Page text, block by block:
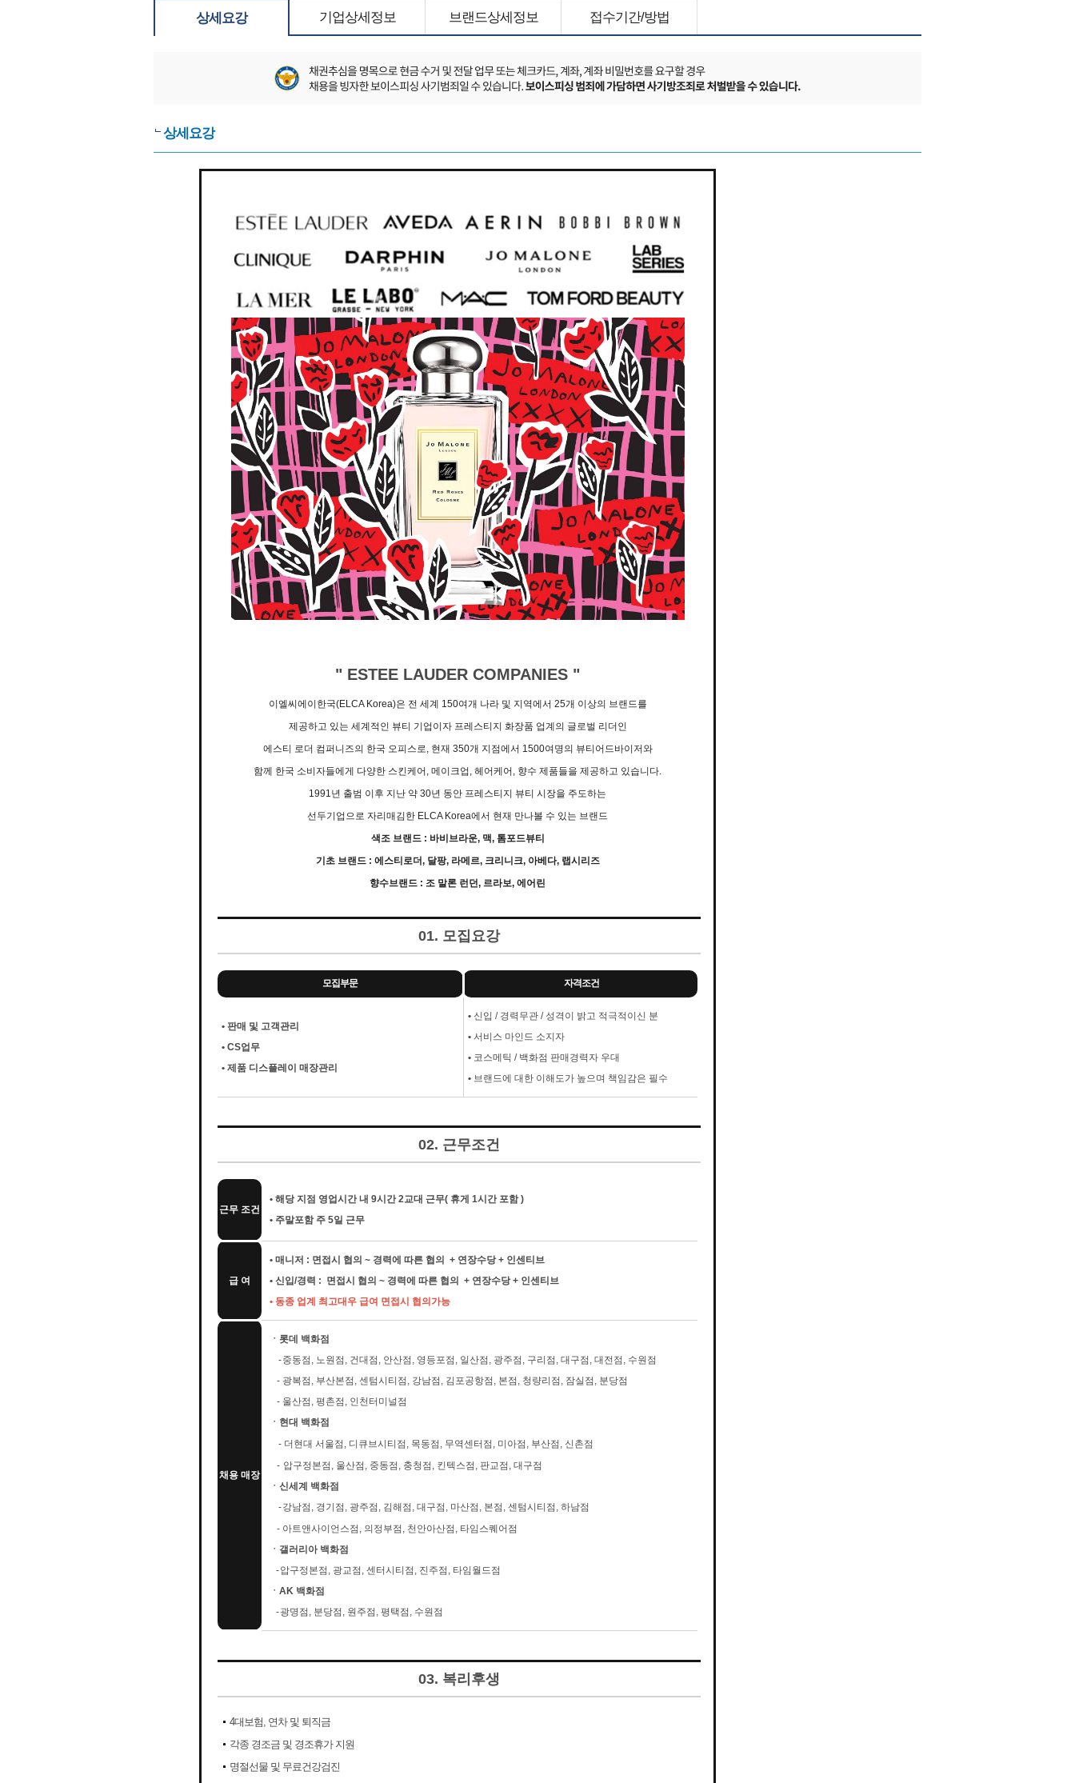
상세요강 기업상세정보 브랜드상세정보 접수기간/방법
상세요강
" ESTEE LAUDER COMPANIES "
이엘씨에이한국(ELCA Korea)은 전 세계 150여개 나라 및 지역에서 25개 이상의 브랜드를
제공하고 있는 세계적인 뷰티 기업이자 프레스티지 화장품 업계의 글로벌 리더인
에스티 로더 컴퍼니즈의 한국 오피스로, 현재 350개 지점에서 1500여명의 뷰티어드바이저와
함께 한국 소비자들에게 다양한 스킨케어, 메이크업, 헤어케어, 향수 제품들을 제공하고 있습니다.
1991년 출범 이후 지난 약 30년 동안 프레스티지 뷰티 시장을 주도하는
선두기업으로 자리매김한 ELCA Korea에서 현재 만나볼 수 있는 브랜드
색조 브랜드 : 바비브라운, 맥, 톰포드뷰티
기초 브랜드 : 에스티로더, 달팡, 라메르, 크리니크, 아베다, 랩시리즈
향수브랜드 : 조 말론 런던, 르라보, 에어린
01. 모집요강
모집부문 자격조건
• 판매 및 고객관리
• CS업무
• 제품 디스플레이 매장관리
• 신입 / 경력무관 / 성격이 밝고 적극적이신 분
• 서비스 마인드 소지자
• 코스메틱 / 백화점 판매경력자 우대
• 브랜드에 대한 이해도가 높으며 책임감은 필수
02. 근무조건
근무 조건
• 해당 지점 영업시간 내 9시간 2교대 근무( 휴게 1시간 포함 )
• 주말포함 주 5일 근무
급 여
• 매니저 : 면접시 협의 ~ 경력에 따른 협의 + 연장수당 + 인센티브
• 신입/경력 : 면접시 협의 ~ 경력에 따른 협의 + 연장수당 + 인센티브
• 동종 업계 최고대우 급여 면접시 협의가능
채용 매장
ㆍ롯데 백화점
-중동점, 노원점, 건대점, 안산점, 영등포점, 일산점, 광주점, 구리점, 대구점, 대전점, 수원점
- 광복점, 부산본점, 센텀시티점, 강남점, 김포공항점, 본점, 청량리점, 잠실점, 분당점
- 울산점, 평촌점, 인천터미널점
ㆍ현대 백화점
- 더현대 서울점, 디큐브시티점, 목동점, 무역센터점, 미아점, 부산점, 신촌점
- 압구정본점, 울산점, 중동점, 충청점, 킨텍스점, 판교점, 대구점
ㆍ신세계 백화점
-강남점, 경기점, 광주점, 김해점, 대구점, 마산점, 본점, 센텀시티점, 하남점
- 아트앤사이언스점, 의정부점, 천안아산점, 타임스퀘어점
ㆍ갤러리아 백화점
-압구정본점, 광교점, 센터시티점, 진주점, 타임월드점
ㆍAK 백화점
-광명점, 분당점, 원주점, 평택점, 수원점
03. 복리후생
4대보험, 연차 및 퇴직금
각종 경조금 및 경조휴가 지원
명절선물 및 무료건강검진